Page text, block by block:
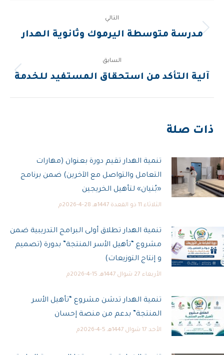
navigation
السابق
المقالة
آلية التأكد من استحقاق المستفيد للخدمة
التالي
المقالة
مدرسة متوسطة اليرموك وثانوية الهدار
ذات صلة
تنمية الهدار تقيم دورة بعنوان (مهارات
التعامل والتواصل مع الآخرين) ضمن برنامج
«بُنيان» لتأهيل الخريجين
الثلاثاء 11 ذو القعدة 1447هـ 28-4-2026م
تنمية الهدار تطلاق أولى البرامج التدريبية ضمن
مشروع “تأهيل الأسر المنتجة” بدورة (تصميم
و إنتاج التوزيعات)
الأربعاء 27 شوال 1447هـ 15-4-2026م
تنمية الهدار تدشن مشروع “تأهيل الأسر
المنتجة” بدعم من منصة إحسان
الأحد 17 شوال 1447هـ 5-4-2026م